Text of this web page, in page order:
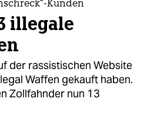
Kunden
illegale
der rassistischen Website
Waffen gekauft haben.
Zollfahnder nun 13